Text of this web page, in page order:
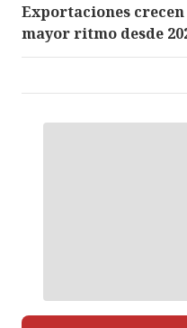
Exportaciones crecen
mayor ritmo desde